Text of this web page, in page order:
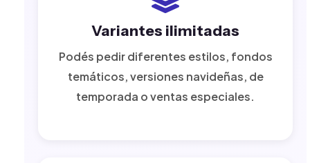
Variantes ilimitadas
Podés pedir diferentes estilos, fondos
temáticos, versiones navideñas, de
temporada o ventas especiales.